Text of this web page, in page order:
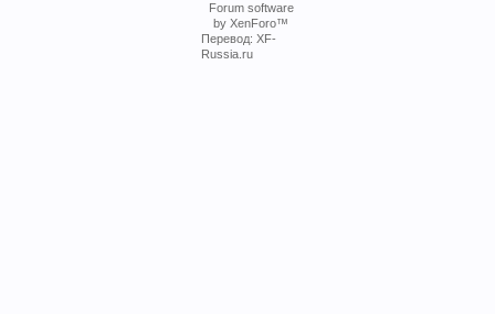
Forum software
by XenForo™
Перевод: XF-
Russia.ru